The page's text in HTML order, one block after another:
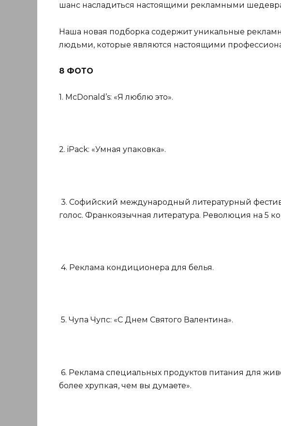
шанс насладиться настоящими рекламными
Наша новая подборка содержит уникальные
людьми, которые являются настоящими
8 ФОТО
1. McDonald’s: «Я люблю это».
2. iPack: «Умная упаковка».
3. Софийский международный литературный
голос. Франкоязычная литература. Революция на 5
4. Реклама кондиционера для белья.
5. Чупа Чупс: «С Днем Святого Валентина».
6. Реклама специальных продуктов питания для
более хрупкая, чем вы думаете».